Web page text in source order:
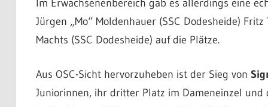
Im Erwachsenenbereich gab es allerdings eine
Jürgen „Mo“ Moldenhauer (SSC Dodesheide)
Machts (SSC Dodesheide) auf die Plätze.
Aus OSC-Sicht hervorzuheben ist der Sieg von
Juniorinnen, ihr dritter Platz im Dameneinzel und